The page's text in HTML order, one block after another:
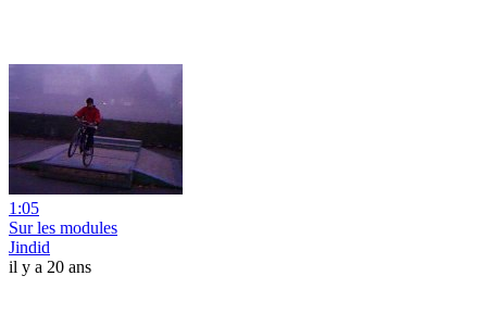
1:05
Sur les modules
Jindid
il y a 20 ans